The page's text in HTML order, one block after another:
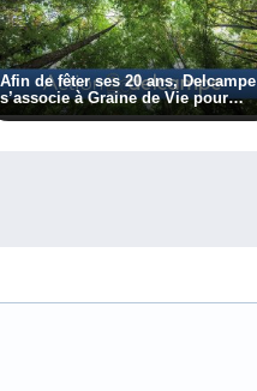
Afin de fêter ses 20 ans, Delcampe
s’associe à Graine de Vie pour
planter 10 000 arbres